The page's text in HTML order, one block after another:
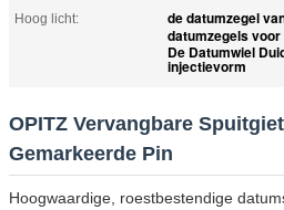
Hoog licht:
de datumzegel
datumzegels
De Datumwiel
injectievorm
OPITZ Vervangbare
Gemarkeerde Pin
Hoogwaardige, roestbestendige